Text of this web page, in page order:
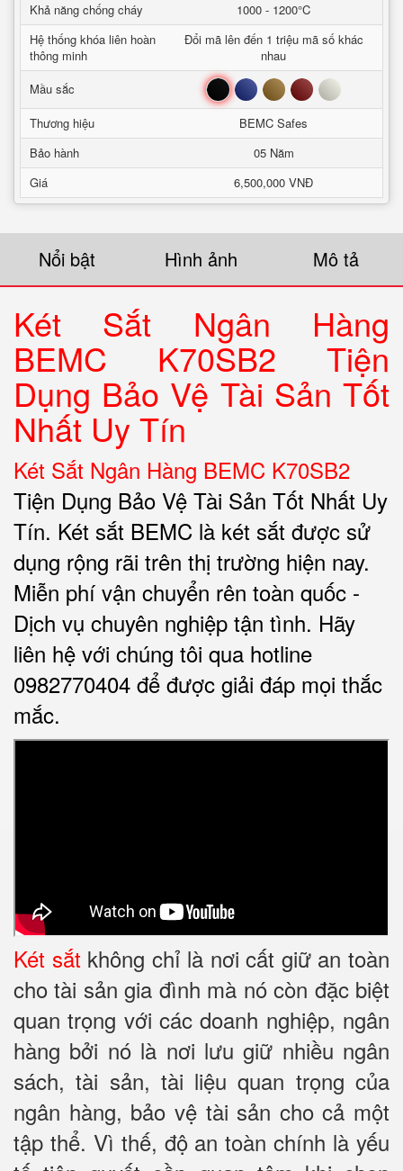
Khả năng chống cháy
1000 - 1200°C
Hệ thống khóa liên hoàn
thông minh
Đổi mã lên đến 1 triệu mã số khác
nhau
Mầu sắc
Đen Xanh Nâu Đỏ Trắng
Thương hiệu
BEMC Safes
Bảo hành
05 Năm
Giá
6,500,000 VNĐ
Nổi bật Hình ảnh Mô tả
Két Sắt Ngân Hàng
BEMC K70SB2 Tiện
Dụng Bảo Vệ Tài Sản Tốt
Nhất Uy Tín
Két Sắt Ngân Hàng BEMC K70SB2
Tiện Dụng Bảo Vệ Tài Sản Tốt Nhất Uy
Tín. Két sắt BEMC là két sắt được sử
dụng rộng rãi trên thị trường hiện nay.
Miễn phí vận chuyển rên toàn quốc -
Dịch vụ chuyên nghiệp tận tình. Hãy
liên hệ với chúng tôi qua hotline
0982770404 để được giải đáp mọi thắc
mắc.
Két sắt không chỉ là nơi cất giữ an toàn
cho tài sản gia đình mà nó còn đặc biệt
quan trọng với các doanh nghiệp, ngân
hàng bởi nó là nơi lưu giữ nhiều ngân
sách, tài sản, tài liệu quan trọng của
ngân hàng, bảo vệ tài sản cho cả một
tập thể. Vì thế, độ an toàn chính là yếu